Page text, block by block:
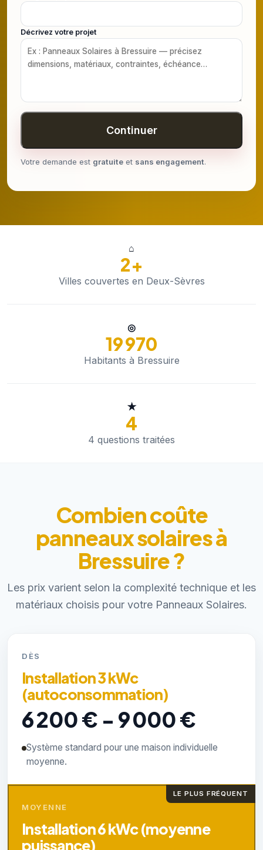
Décrivez votre projet
Continuer
Votre demande est gratuite et sans engagement.
⌂
2+
Villes couvertes en Deux-Sèvres
◎
19 970
Habitants à Bressuire
★
4
4 questions traitées
Combien coûte
panneaux solaires à
Bressuire ?
Les prix varient selon la complexité technique et les
matériaux choisis pour votre Panneaux Solaires.
DÈS
Installation 3 kWc
(autoconsommation)
6 200 € - 9 000 €
Système standard pour une maison individuelle
moyenne.
LE PLUS FRÉQUENT
MOYENNE
Installation 6 kWc (moyenne
puissance)